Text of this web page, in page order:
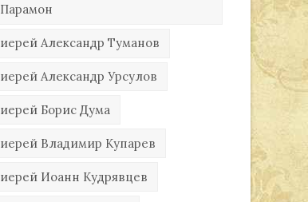
Парамон
иерей Александр Туманов
иерей Александр Урсулов
иерей Борис Дума
иерей Владимир Купарев
иерей Иоанн Кудрявцев